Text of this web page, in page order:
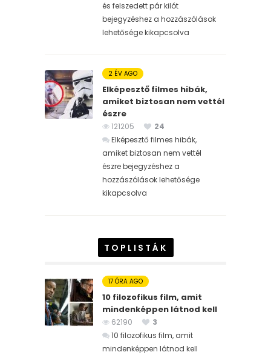
és felszedett pár kilót
bejegyzéshez a hozzászólások
lehetősége kikapcsolva
2 ÉV AGO
Elképesztő filmes hibák,
amiket biztosan nem vettél
észre
121205
24
Elképesztő filmes hibák,
amiket biztosan nem vettél
észre bejegyzéshez a
hozzászólások lehetősége
kikapcsolva
TOPLISTÁK
17 ÓRA AGO
10 filozofikus film, amit
mindenképpen látnod kell
62190
3
10 filozofikus film, amit
mindenképpen látnod kell